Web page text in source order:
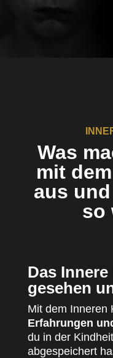
Was
mit
aus
so
Das
gesehen
Mit dem Inneren
Erfahrungen
du in der
abgespeichert